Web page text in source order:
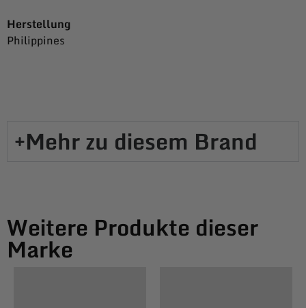
Herstellung
Philippines
Mehr zu diesem Brand​
Weitere Produkte dieser
Marke